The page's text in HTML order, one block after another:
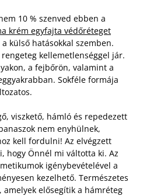
10 % szenved ebben a
krém egyfajta védőréteget
külső hatásokkal szemben.
kellemetlenséggel jár.
a fejbőrön, valamint a
Sokféle formája
viszkető, hámló és repedezett
nem enyhülnek,
kell fordulni! Az elvégzett
hogy Önnél mi váltotta ki. Az
igénybevételével a
kezelhető. Természetes
amelyek elősegítik a hámréteg